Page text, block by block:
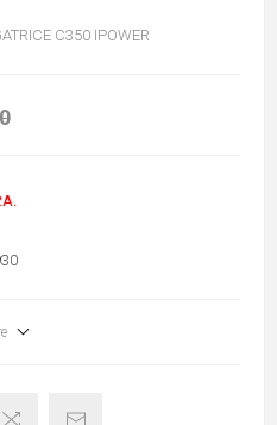
C350 IPOWER